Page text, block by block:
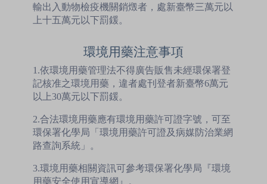
輸出入動物檢疫機關銷燬者，處新臺幣三萬元以
上十五萬元以下罰鍰。
環境用藥注意事項
1.依環境用藥管理法不得廣告販售未經環保署登
記核准之環境用藥，違者處刊登者新臺幣6萬元
以上30萬元以下罰鍰。
2.合法環境用藥應有環境用藥許可證字號，可至
環保署化學局「環境用藥許可證及病媒防治業網
路查詢系統」。
3.環境用藥相關資訊可參考環保署化學局『環境
用藥安全使用宣導網』。